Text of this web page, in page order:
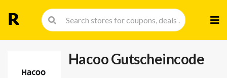
to
Hacoo Gutscheincode